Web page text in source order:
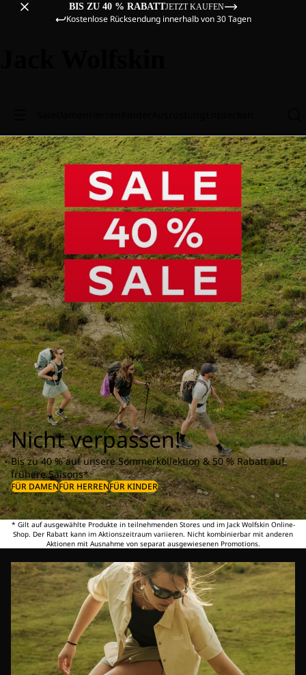
BIS ZU 40 % RABATTJETZT KAUFEN
Kostenlose Rücksendung innerhalb von 30 Tagen
Nicht verpassen!
Bis zu 40 % auf unsere Sommerkollektion & 50 % Rabatt auf
frühere Saisons*
FÜR DAMENFÜR HERRENFÜR KINDER
* Gilt auf ausgewählte Produkte in teilnehmenden Stores und im Jack Wolfskin Online-
Shop. Der Rabatt kann im Aktionszeitraum variieren. Nicht kombinierbar mit anderen
Aktionen mit Ausnahme von separat ausgewiesenen Promotions.